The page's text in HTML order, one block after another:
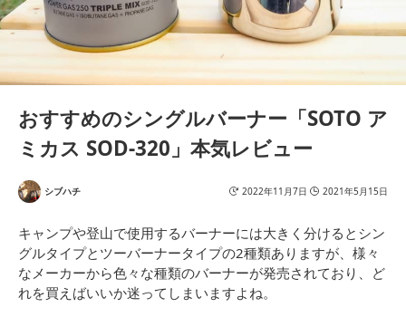
おすすめのシングルバーナー「SOTO ア
ミカス SOD-320」本気レビュー
シブハチ 2022年11月7日 2021年5月15日
キャンプや登山で使用するバーナーには大きく分けるとシン
グルタイプとツーバーナータイプの2種類ありますが、様々
なメーカーから色々な種類のバーナーが発売されており、ど
れを買えばいいか迷ってしまいますよね。